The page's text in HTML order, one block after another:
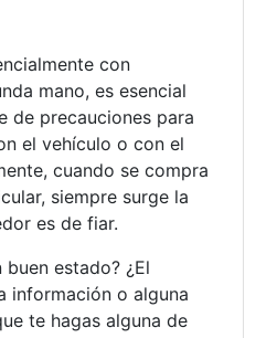
con
mano, es esencial
de precauciones para
el vehículo o con el
cuando se compra
siempre surge la
es de fiar.
estado? ¿El
información o alguna
te hagas alguna de